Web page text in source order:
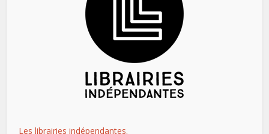
Les librairies indépendantes.